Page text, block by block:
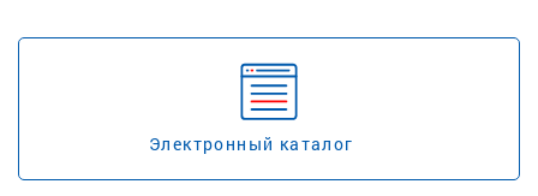
Электронный каталог